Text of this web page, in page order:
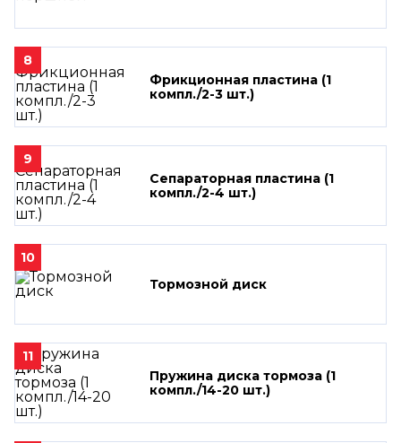
8
Фрикционная пластина (1
компл./2-3 шт.)
9
Сепараторная пластина (1
компл./2-4 шт.)
10
Тормозной диск
11
Пружина диска тормоза (1
компл./14-20 шт.)